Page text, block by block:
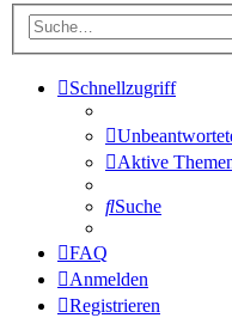
Schnellzugriff
Aktive
Suche
FAQ
Anmelden
Registrieren